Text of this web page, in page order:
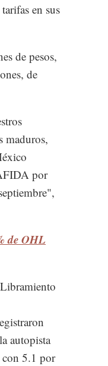
en sus
de pesos,
de
maduros,
por
de OHL
autopista
5.1 por